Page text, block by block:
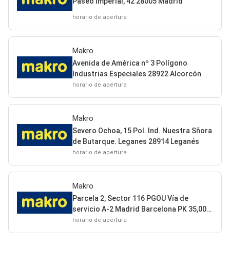
horario de apertura
Makro
Avenida de América nº 3 Polígono
Industrias Especiales 28922 Alcorcón
horario de apertura
Makro
Severo Ochoa, 15 Pol. Ind. Nuestra Sñora
de Butarque. Leganes 28914 Leganés
horario de apertura
Makro
Parcela 2, Sector 116 PGOU Vía de
servicio A-2 Madrid Barcelona PK 35,00
28805 Alcalá de Henares
horario de apertura